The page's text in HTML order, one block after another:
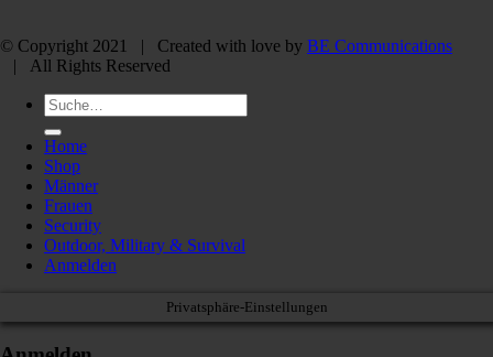
© Copyright 2021 | Created with love by BE Communications
| All Rights Reserved
Suche
nach:
Home
Shop
Männer
Frauen
Security
Outdoor, Military & Survival
Anmelden
Privatsphäre-Einstellungen